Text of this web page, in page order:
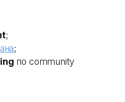
;
;
по community